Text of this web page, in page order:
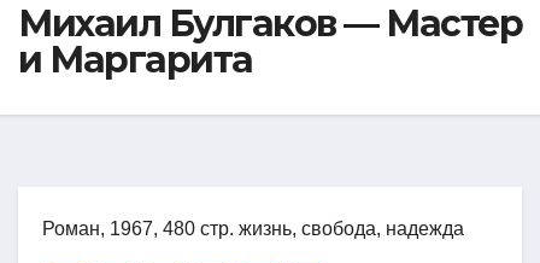
Михаил Булгаков — Мастер
и Маргарита
Роман, 1967, 480 стр. жизнь, свобода, надежда